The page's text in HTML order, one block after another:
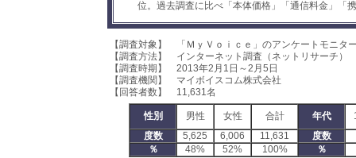
位。過去調査に比べ「本体価格」「通信料金」「
【調査対象】 「ＭｙＶｏｉｃｅ」のアンケートモニタ
【調査方法】 インターネット調査（ネットリサーチ）
【調査時期】 2013年2月1日～2月5日
【調査機関】 マイボイスコム株式会社
【回答者数】 11,631名
性別 男性 女性 合計 年代
度数
5,625 6,006 11,631
度数
％
48% 52% 100% ％